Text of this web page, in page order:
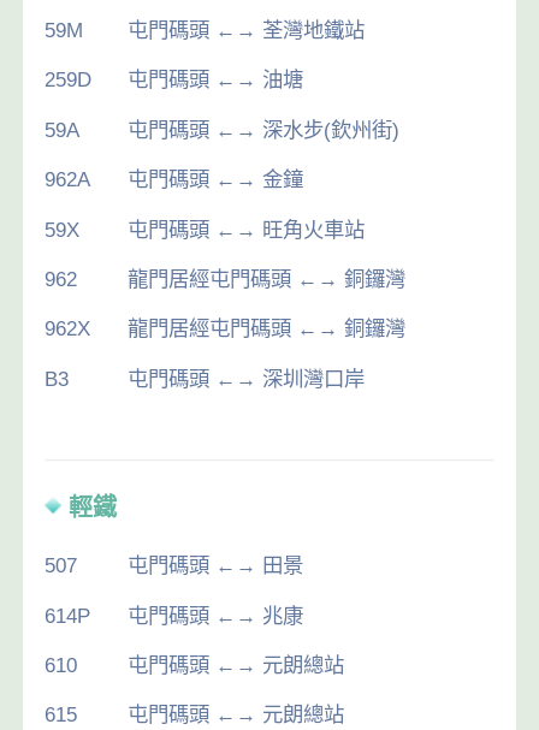
59M 屯門碼頭 ←→ 荃灣地鐵站
259D 屯門碼頭 ←→ 油塘
59A 屯門碼頭 ←→ 深水步(欽州街)
962A 屯門碼頭 ←→ 金鐘
59X 屯門碼頭 ←→ 旺角火車站
962 龍門居經屯門碼頭 ←→ 銅鑼灣
962X 龍門居經屯門碼頭 ←→ 銅鑼灣
B3 屯門碼頭 ←→ 深圳灣口岸
輕鐵
507 屯門碼頭 ←→ 田景
614P 屯門碼頭 ←→ 兆康
610 屯門碼頭 ←→ 元朗總站
615 屯門碼頭 ←→ 元朗總站